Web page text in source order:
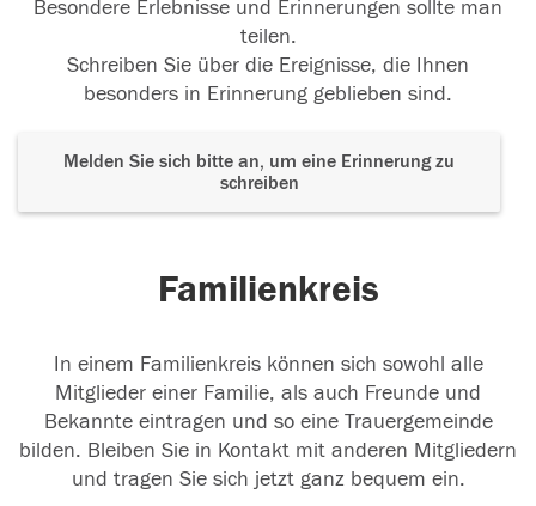
Besondere Erlebnisse und Erinnerungen sollte man
teilen.
Schreiben Sie über die Ereignisse, die Ihnen
besonders in Erinnerung geblieben sind.
Melden Sie sich bitte an, um eine Erinnerung zu
schreiben
Familienkreis
In einem Familienkreis können sich sowohl alle
Mitglieder einer Familie, als auch Freunde und
Bekannte eintragen und so eine Trauergemeinde
bilden. Bleiben Sie in Kontakt mit anderen Mitgliedern
und tragen Sie sich jetzt ganz bequem ein.